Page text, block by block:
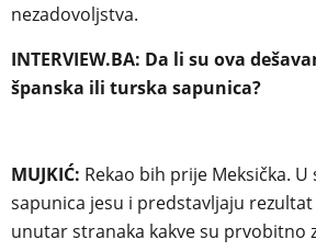
nezadovoljstva.
INTERVIEW.BA: Da li su ova
španska ili turska sapunica?
MUJKIĆ: Rekao bih prije Meksička.
sapunica jesu i predstavljaju
unutar stranaka kakve su prvobitno